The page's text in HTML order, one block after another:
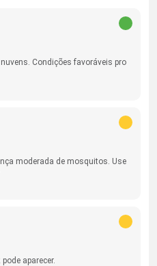
Condições favoráveis pro
moderada de mosquitos. Use
aparecer.